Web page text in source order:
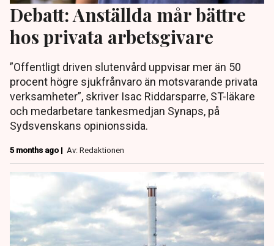
Debatt: Anställda mår bättre
hos privata arbetsgivare
”Offentligt driven slutenvård uppvisar mer än 50
procent högre sjukfrånvaro än motsvarande privata
verksamheter”, skriver Isac Riddarsparre, ST-läkare
och medarbetare tankesmedjan Synaps, på
Sydsvenskans opinionssida.
5 months ago | Av: Redaktionen